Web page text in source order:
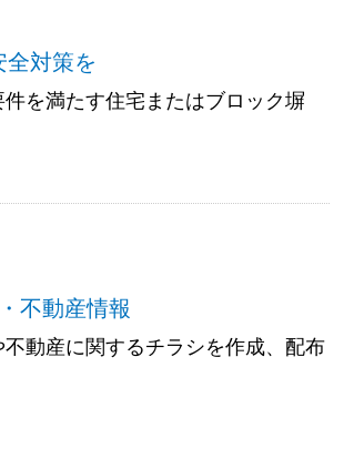
対策を
を満たす住宅またはブロック塀
不動産情報
動産に関するチラシを作成、配布